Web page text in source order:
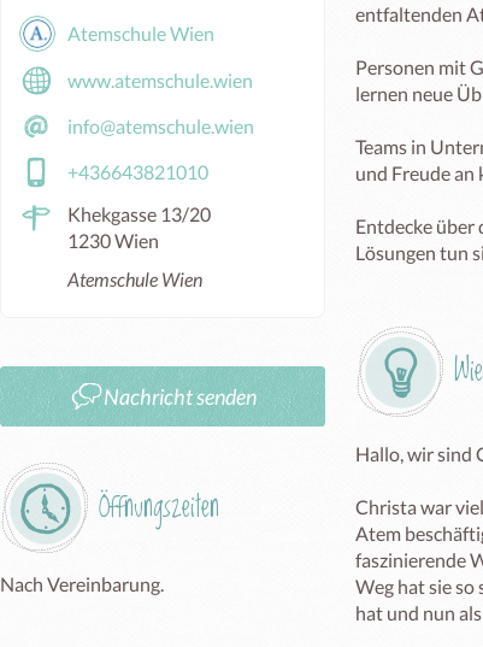
entfaltenden
Personen mit
lernen neue
Teams in
und Freude an
Entdecke über
Lösungen tun
Hallo, wir sind
Christa war
Atem
faszinierende
Weg hat sie
hat und nun
Atemschule Wien
www.atemschule.wien
info@atemschule.wien
+436643821010
Khekgasse 13/20
1230 Wien
Atemschule Wien
Nachricht senden
Öffnungszeiten
Nach Vereinbarung.